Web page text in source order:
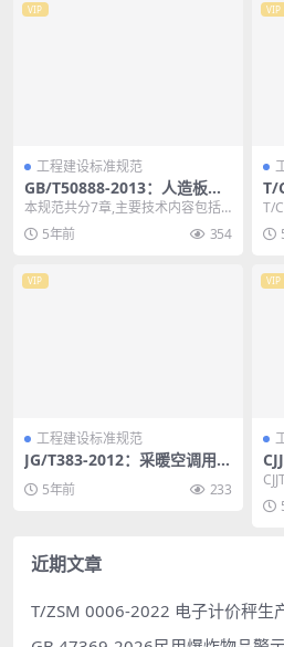
VIP
工程建设标准规范
GB/T50888-2013：人造板工
程节能设计规范
本规范共分7章,主要技术内容包括:
总则,生产线优化与节能,总平面布置
及建筑设计优...
5年前 354
VIP
T/
通
标
T/
语
VIP
工程建设标准规范
JG/T383-2012：采暖空调用自
力式压差控制阀
5年前 233
VIP
程
则
近期文章
T/ZSM 0006-2022 电子计价秤生